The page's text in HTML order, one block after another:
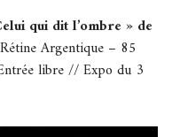
qui dit l’ombre » de
Argentique – 85
libre // Expo du 3